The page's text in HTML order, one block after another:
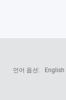
언어 옵션:
English